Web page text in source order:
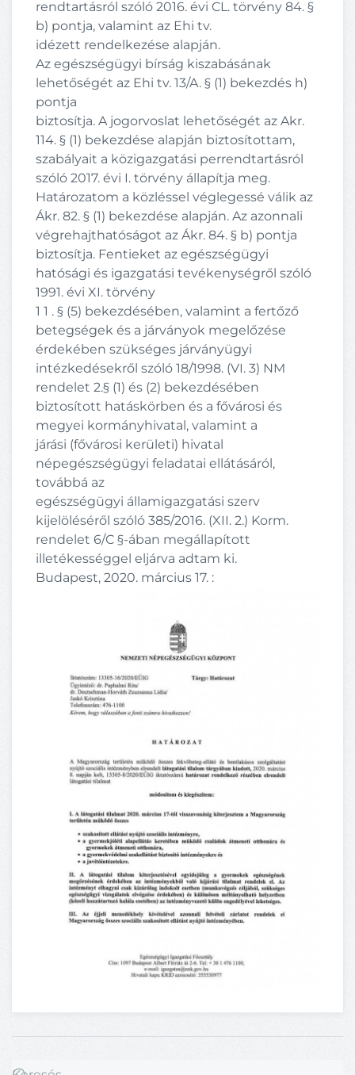
rendtartásról szóló 2016. évi CL. törvény 84. §
b) pontja, valamint az Ehi tv.
idézett rendelkezése alapján.
Az egészségügyi bírság kiszabásának
lehetőségét az Ehi tv. 13/A. § (1) bekezdés h)
pontja
biztosítja. A jogorvoslat lehetőségét az Akr.
114. § (1) bekezdése alapján biztosítottam,
szabályait a közigazgatási perrendtartásról
szóló 2017. évi I. törvény állapítja meg.
Határozatom a közléssel véglegessé válik az
Ákr. 82. § (1) bekezdése alapján. Az azonnali
végrehajthatóságot az Ákr. 84. § b) pontja
biztosítja. Fentieket az egészségügyi
hatósági és igazgatási tevékenységről szóló
1991. évi XI. törvény
1 1 . § (5) bekezdésében, valamint a fertőző
betegségek és a járványok megelőzése
érdekében szükséges járványügyi
intézkedésekről szóló 18/1998. (VI. 3) NM
rendelet 2.§ (1) és (2) bekezdésében
biztosított hatáskörben és a fővárosi és
megyei kormányhivatal, valamint a
járási (fővárosi kerületi) hivatal
népegészségügyi feladatai ellátásáról,
továbbá az
egészségügyi államigazgatási szerv
kijelöléséről szóló 385/2016. (XII. 2.) Korm.
rendelet 6/C §-ában megállapított
illetékességgel eljárva adtam ki.
Budapest, 2020. március 17. :